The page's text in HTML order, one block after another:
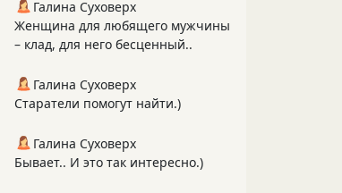
Галина Суховерх
Женщина для любящего мужчины
– клад, для него бесценный..
Галина Суховерх
Старатели помогут найти.)
Галина Суховерх
Бывает.. И это так интересно.)